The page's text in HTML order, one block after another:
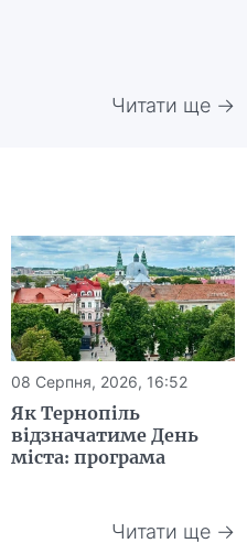
Читати ще →
08 Серпня, 2026, 16:52
Як Тернопіль
відзначатиме День
міста: програма
Читати ще →